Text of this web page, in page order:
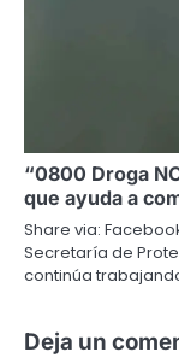
“0800 Droga
que ayuda a
Share via:
Secretaría de
continúa
Deja un